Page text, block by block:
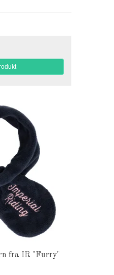
fra IR "Furry"